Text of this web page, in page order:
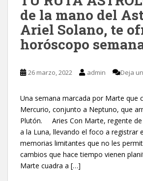
de la mano del
Ariel Solano, te
horóscopo
26 marzo, 2022 admin Deja
Una semana marcada por Marte que
Mercurio, conjunto a Neptuno, que
Plutón. Aries Con Marte, regente de
a la Luna, llevando el foco a registrar
memorias limitantes que no les
cambios que hace tiempo vienen
Marte cuadra a […]